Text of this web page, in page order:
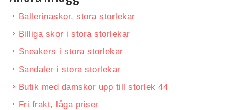
Ballerinaskor, stora storlekar
Billiga skor i stora storlekar
Sneakers i stora storlekar
Sandaler i stora storlekar
Butik med damskor upp till storlek 44
Fri frakt, låga priser